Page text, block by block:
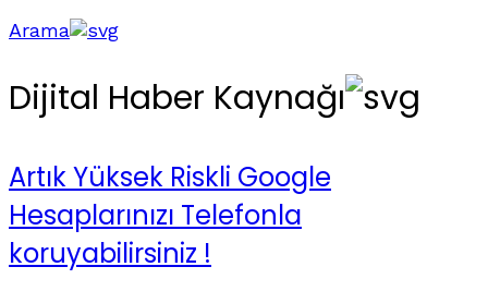
Arama
Dijital Haber Kaynağı
Artık Yüksek Riskli Google
Hesaplarınızı Telefonla
koruyabilirsiniz !